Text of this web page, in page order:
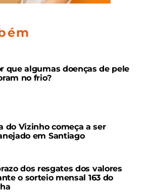
que algumas doenças de pele
no frio?
do Vizinho começa a ser
em Santiago
dos resgates dos valores
o sorteio mensal 163 do